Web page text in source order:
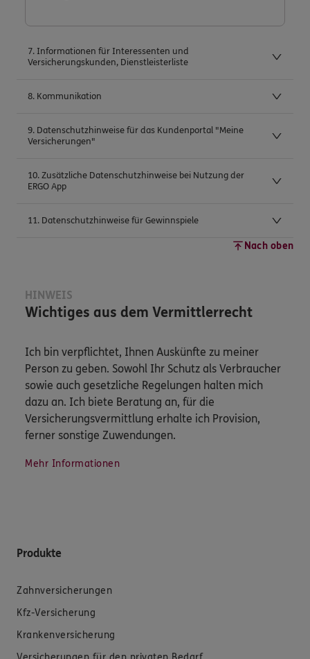
7. Informationen für Interessenten und
Versicherungskunden, Dienstleisterliste
8. Kommunikation
9. Datenschutzhinweise für das Kundenportal "Meine
Versicherungen"
10. Zusätzliche Datenschutzhinweise bei Nutzung der
ERGO App
11. Datenschutzhinweise für Gewinnspiele
Nach oben
HINWEIS
Wichtiges aus dem Vermittlerrecht
Ich bin verpflichtet, Ihnen Auskünfte zu meiner
Person zu geben. Sowohl Ihr Schutz als Verbraucher
sowie auch gesetzliche Regelungen halten mich
dazu an. Ich biete Beratung an, für die
Versicherungsvermittlung erhalte ich Provision,
ferner sonstige Zuwendungen.
Mehr Informationen
Produkte
Zahnversicherungen
Kfz-Versicherung
Krankenversicherung